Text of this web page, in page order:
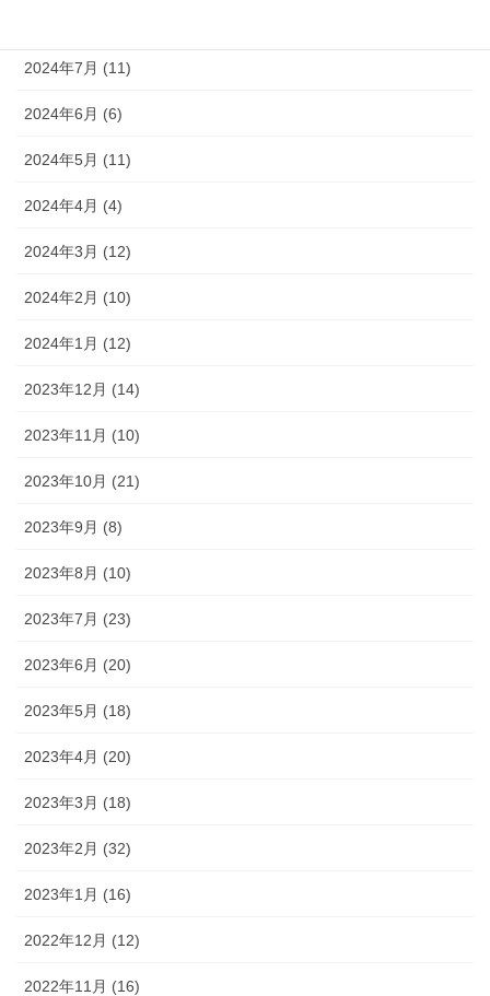
2024年7月 (11)
2024年6月 (6)
2024年5月 (11)
2024年4月 (4)
2024年3月 (12)
2024年2月 (10)
2024年1月 (12)
2023年12月 (14)
2023年11月 (10)
2023年10月 (21)
2023年9月 (8)
2023年8月 (10)
2023年7月 (23)
2023年6月 (20)
2023年5月 (18)
2023年4月 (20)
2023年3月 (18)
2023年2月 (32)
2023年1月 (16)
2022年12月 (12)
2022年11月 (16)